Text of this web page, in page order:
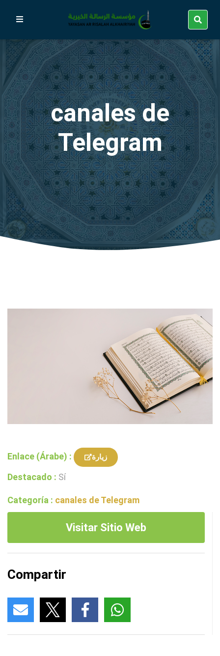
canales de
Telegram
Enlace (Árabe) : زيارة
Destacado : Sí
Categoría : canales de Telegram
Visitar Sitio Web
Compartir